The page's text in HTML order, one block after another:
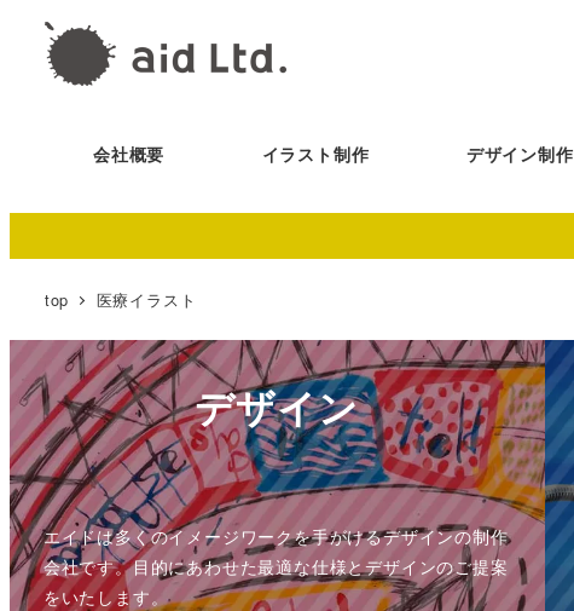
会社概要 イラスト制作 デザイン制作
top 医療イラスト
デザイン
エイドは多くのイメージワークを手がけるデザインの制作
会社です。目的にあわせた最適な仕様とデザインのご提案
をいたします。